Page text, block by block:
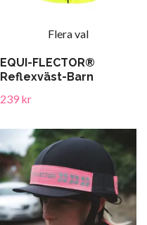
Flera val
EQUI-FLECTOR®
Reflexväst-Barn
239 kr